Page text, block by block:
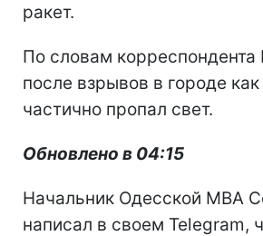
ракет.
По словам корреспондента
после взрывов в городе
частично пропал свет.
Обновлено в 04:15
Начальник Одесской МВА
написал в своем Telegram,